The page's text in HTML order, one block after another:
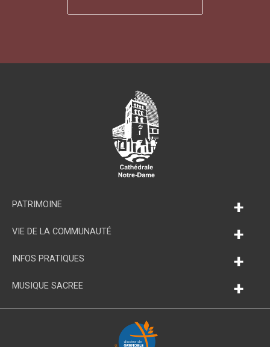
PATRIMOINE +
VIE DE LA COMMUNAUTÉ +
INFOS PRATIQUES +
MUSIQUE SACREE +